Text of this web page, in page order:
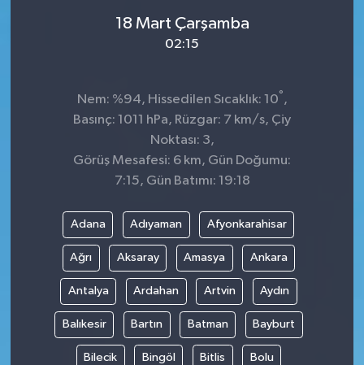
18 Mart Çarşamba
02:15
Nem: %94, Hissedilen Sıcaklık: 10° ,
Basınç: 1011 hPa, Rüzgar: 7 km/s, Çiy
Noktası: 3,
Görüş Mesafesi: 6 km, Gün Doğumu:
7:15, Gün Batımı: 19:18
Adana Adıyaman Afyonkarahisar
Ağrı Aksaray Amasya Ankara
Antalya Ardahan Artvin Aydın
Balıkesir Bartın Batman Bayburt
Bilecik Bingöl Bitlis Bolu